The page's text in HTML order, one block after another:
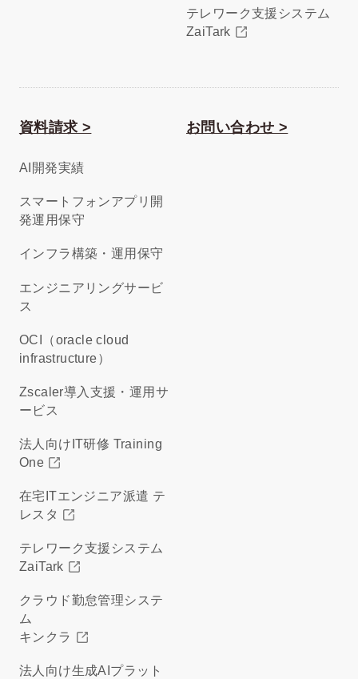
テレワーク支援システム
ZaiTark
資料請求 >
AI開発実績
スマートフォンアプリ開
発運用保守
インフラ構築・運用保守
エンジニアリングサービ
ス
OCI（oracle cloud
infrastructure）
Zscaler導入支援・運用サ
ービス
法人向けIT研修 Training
One
在宅ITエンジニア派遣 テ
レスタ
テレワーク支援システム
ZaiTark
クラウド勤怠管理システ
ム
キンクラ
法人向け生成AIプラット
お問い合わせ >